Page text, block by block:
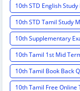
10th STD English
10th STD Tamil Study
10th Supplementary
10th Tamil 1st Mid
10th Tamil Book Back
10th Tamil Free Online